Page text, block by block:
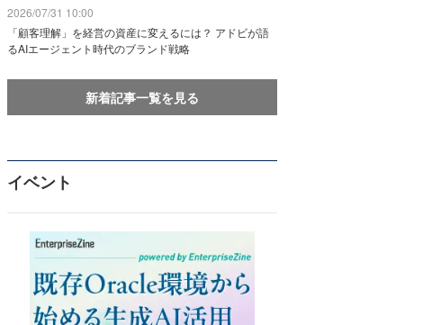
2026/07/31 10:00
「顧客理解」を経営の資産に変えるには？ アドビが語
るAIエージェント時代のブランド戦略
新着記事一覧を見る
イベント